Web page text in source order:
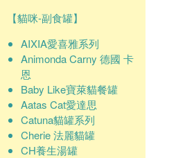
【貓咪-副食罐】
AIXIA愛喜雅系列
Animonda Carny 德國 卡
恩
Baby Like寶萊貓餐罐
Aatas Cat愛達思
Catuna貓罐系列
Cherie 法麗貓罐
CH養生湯罐